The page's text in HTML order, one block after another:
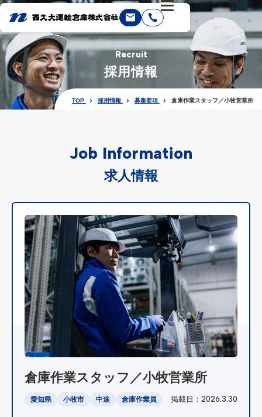
Recruit
採用情報
TOP 採用情報 募集要項 倉庫作業スタッフ／小牧営業所
Job Information
求人情報
倉庫作業スタッフ／小牧営業所
愛知県 小牧市 中途 倉庫作業員 掲載日：2026.3.30